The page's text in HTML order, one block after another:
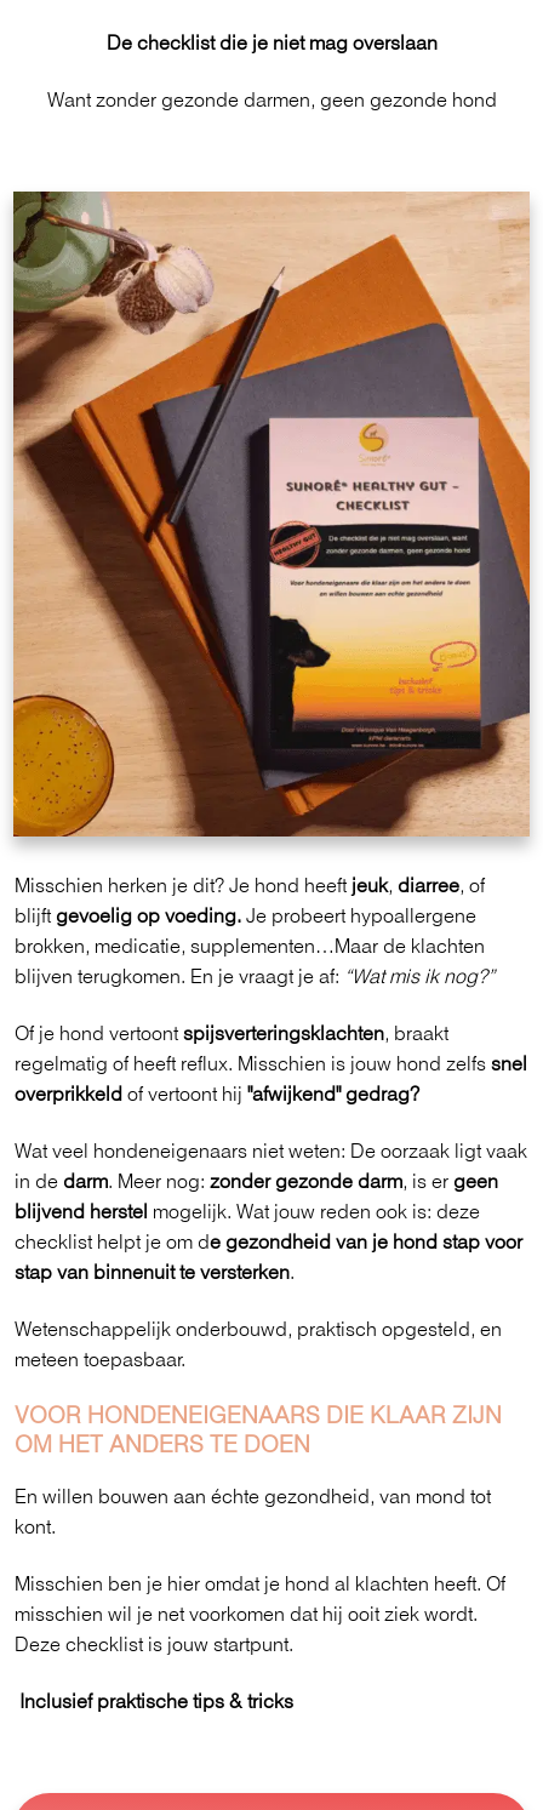
De checklist die je niet mag overslaan
Want zonder gezonde darmen, geen gezonde hond
Misschien herken je dit? Je hond heeft jeuk, diarree, of
blijft gevoelig op voeding. Je probeert hypoallergene
brokken, medicatie, supplementen…Maar de klachten
blijven terugkomen. En je vraagt je af: “Wat mis ik nog?”
Of je hond vertoont spijsverteringsklachten, braakt
regelmatig of heeft reflux. Misschien is jouw hond zelfs snel
overprikkeld of vertoont hij "afwijkend" gedrag?
Wat veel hondeneigenaars niet weten: De oorzaak ligt vaak
in de darm. Meer nog: zonder gezonde darm, is er geen
blijvend herstel mogelijk. Wat jouw reden ook is: deze
checklist helpt je om de gezondheid van je hond stap voor
stap van binnenuit te versterken.
Wetenschappelijk onderbouwd, praktisch opgesteld, en
meteen toepasbaar.
VOOR HONDENEIGENAARS DIE KLAAR ZIJN
OM HET ANDERS TE DOEN
En willen bouwen aan échte gezondheid, van mond tot
kont.
Misschien ben je hier omdat je hond al klachten heeft. Of
misschien wil je net voorkomen dat hij ooit ziek wordt.
Deze checklist is jouw startpunt.
Inclusief praktische tips & tricks